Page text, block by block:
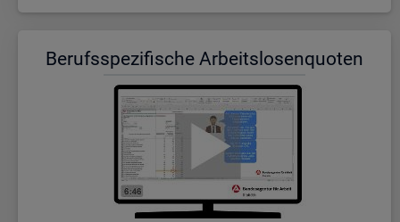
Be­rufs­spe­zi­fi­sche Ar­beits­lo­sen­quo­ten